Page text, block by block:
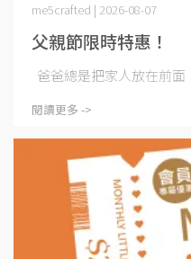
父親節限時特惠！
me5crafted | 2026-08-07
爸爸總是把家人放在前
閱讀更多 ->